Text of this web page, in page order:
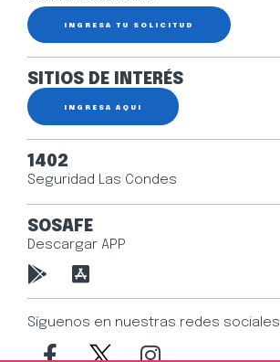
INGRESA TU SOLICITUD
SITIOS DE INTERÉS
INGRESA AQUÍ
1402
Seguridad Las Condes
SOSAFE
Descargar APP
Síguenos en nuestras redes sociales